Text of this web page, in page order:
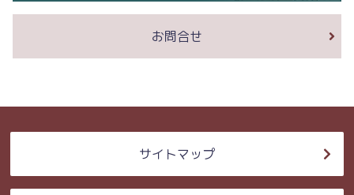
お問合せ
サイトマップ